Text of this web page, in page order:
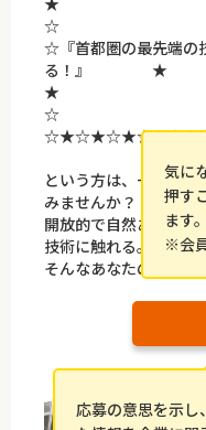
☆
☆『首都圏の最先端の
る！』 ★
☆
という方は、一度イデ
みませんか？
開放的で自然あふれる
技術に触れる。
そんなあなたの理想を
応募の意思を示し
気に
押す
ます。
※会